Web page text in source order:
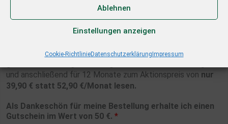
Ablehnen
Einstellungen anzeigen
Cookie-RichtlinieDatenschutzerklärungImpressum
Ja, ich möchte den Nordbayerischen Kurier als
Ausgabe
bis zum 31.12.2025 gratis und anschließend für 12
Monate zum Aktionspreis vonnur 19,90 € statt 35,90
Ja, ich möchte den Nordbayerischen Kurier als
und anschließend für 12 Monate zum Aktionspreis von nur
39,90 € statt 52,90 €/Monat lesen.
Als Dankeschön für meine Bestellung erhalte ich einen
Gutschein im Wert von 50 €. *